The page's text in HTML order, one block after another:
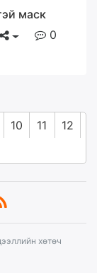
маск
0
10 11
12
хөтөч